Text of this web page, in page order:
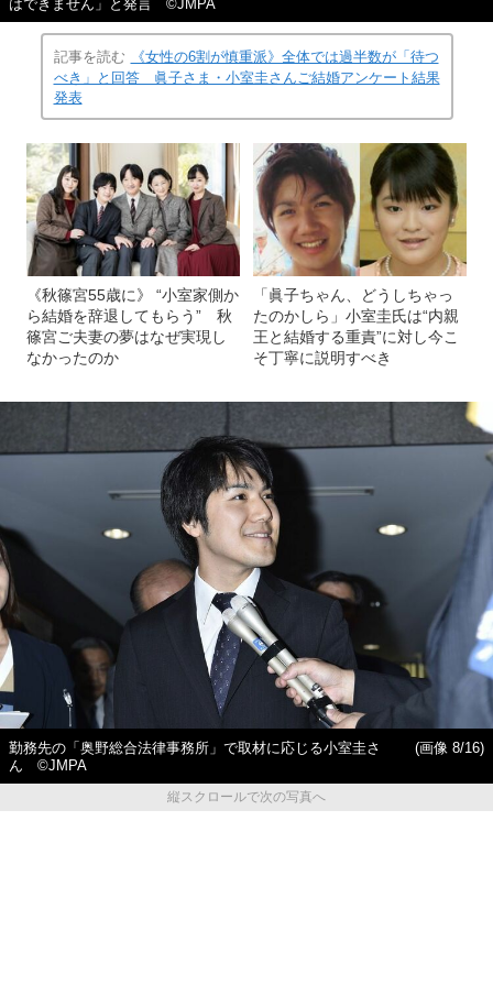
はできません」と発言 ©JMPA
記事を読む
《女性の6割が慎重派》全体では過半数が「待つ
べき」と回答 眞子さま・小室圭さんご結婚アンケート結果
発表
《秋篠宮55歳に》 “小室家側か
ら結婚を辞退してもらう” 秋
篠宮ご夫妻の夢はなぜ実現し
なかったのか
「眞子ちゃん、どうしちゃっ
たのかしら」小室圭氏は“内親
王と結婚する重責”に対し今こ
そ丁寧に説明すべき
勤務先の「奥野総合法律事務所」で取材に応じる小室圭さ
ん ©JMPA
(画像 8/16)
縦スクロールで次の写真へ